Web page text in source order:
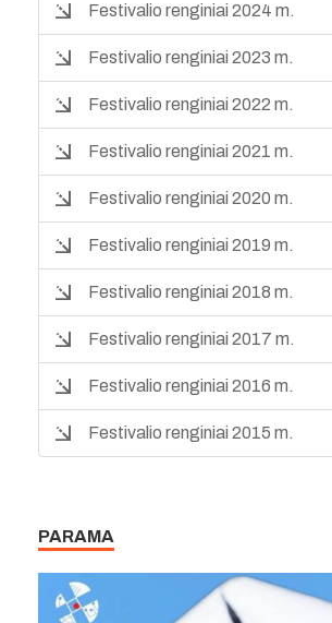
Festivalio renginiai 2024 m.
Festivalio renginiai 2023 m.
Festivalio renginiai 2022 m.
Festivalio renginiai 2021 m.
Festivalio renginiai 2020 m.
Festivalio renginiai 2019 m.
Festivalio renginiai 2018 m.
Festivalio renginiai 2017 m.
Festivalio renginiai 2016 m.
Festivalio renginiai 2015 m.
PARAMA